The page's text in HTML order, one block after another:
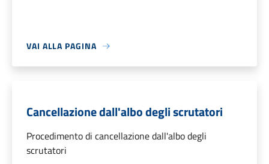
VAI ALLA PAGINA
Cancellazione dall'albo degli scrutatori
Procedimento di cancellazione dall'albo degli
scrutatori